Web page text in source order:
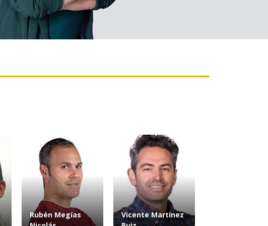
Rubén Megías
Vicente Martínez